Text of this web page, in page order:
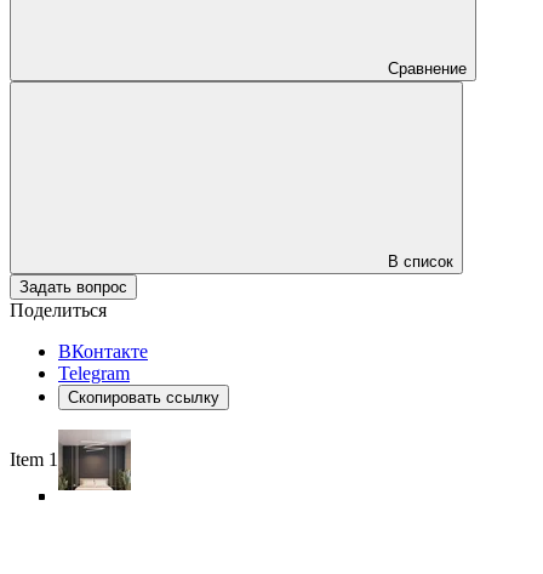
Сравнение
В список
Задать вопрос
Поделиться
ВКонтакте
Telegram
Скопировать ссылку
Item 1 of 6